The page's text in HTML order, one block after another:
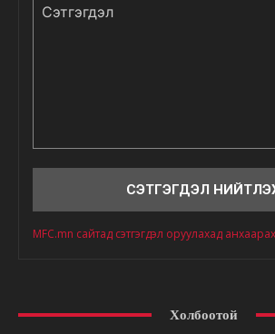
MFC.mn сайтад сэтгэгдэл оруулахад анхаарах
Холбоотой